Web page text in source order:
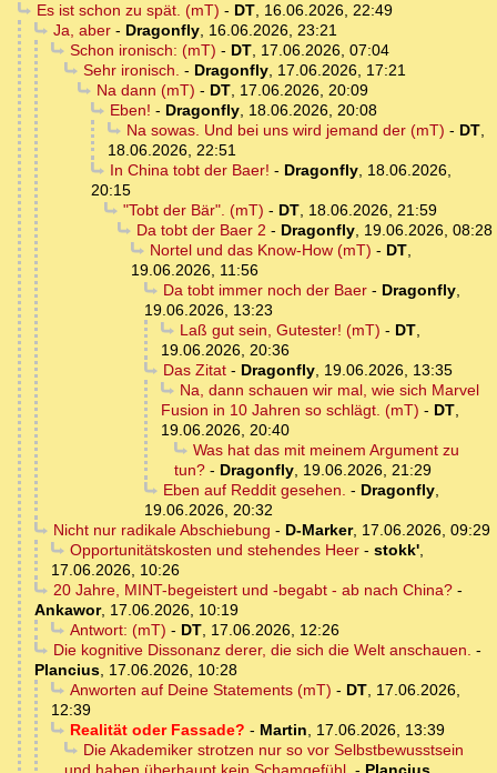
Es ist schon zu spät. (mT) - DT, 16.06.2026, 22:49
Ja, aber- Dragonfly, 16.06.2026, 23:21
Schon ironisch: (mT) - DT, 17.06.2026, 07:04
Sehr ironisch. - Dragonfly, 17.06.2026, 17:21
Na dann (mT) - DT, 17.06.2026, 20:09
Eben! - Dragonfly, 18.06.2026, 20:08
Na sowas. Und bei uns wird jemand der (mT) - DT,
18.06.2026, 22:51
In China tobt der Baer! - Dragonfly, 18.06.2026,
20:15
"Tobt der Bär". (mT) - DT, 18.06.2026, 21:59
Da tobt der Baer 2 - Dragonfly, 19.06.2026, 08:28
Nortel und das Know-How (mT) - DT,
19.06.2026, 11:56
Da tobt immer noch der Baer- Dragonfly,
19.06.2026, 13:23
Laß gut sein, Gutester! (mT) - DT,
19.06.2026, 20:36
Das Zitat- Dragonfly, 19.06.2026, 13:35
Na, dann schauen wir mal, wie sich Marvel
Fusion in 10 Jahren so schlägt. (mT) - DT,
19.06.2026, 20:40
Was hat das mit meinem Argument zu
tun? - Dragonfly, 19.06.2026, 21:29
Eben auf Reddit gesehen. - Dragonfly,
19.06.2026, 20:32
Nicht nur radikale Abschiebung - D-Marker, 17.06.2026, 09:29
Opportunitätskosten und stehendes Heer- stokk',
17.06.2026, 10:26
20 Jahre, MINT-begeistert und -begabt - ab nach China?-
Ankawor, 17.06.2026, 10:19
Antwort: (mT) - DT, 17.06.2026, 12:26
Die kognitive Dissonanz derer, die sich die Welt anschauen. -
Plancius, 17.06.2026, 10:28
Anworten auf Deine Statements (mT) - DT, 17.06.2026,
12:39
Realität oder Fassade? - Martin, 17.06.2026, 13:39
Die Akademiker strotzen nur so vor Selbstbewusstsein